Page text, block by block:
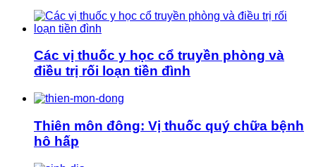
Các vị thuốc y học cổ truyền phòng và
điều trị rối loạn tiền đình
Thiên môn đông: Vị thuốc quý chữa bệnh
hô hấp